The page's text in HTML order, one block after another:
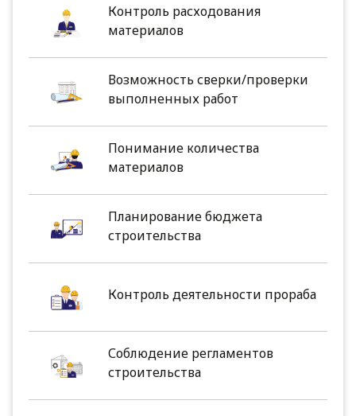
Контроль расходования
материалов
Возможность сверки/проверки
выполненных работ
Понимание количества
материалов
Планирование бюджета
строительства
Контроль деятельности прораба
Соблюдение регламентов
строительства